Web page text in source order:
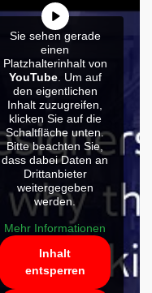
Sie sehen gerade
einen
Platzhalterinhalt von
YouTube. Um auf
den eigentlichen
Inhalt zuzugreifen,
klicken Sie auf die
Schaltfläche unten.
Bitte beachten Sie,
dass dabei Daten an
Drittanbieter
weitergegeben
werden.
Mehr Informationen
Inhalt
entsperren